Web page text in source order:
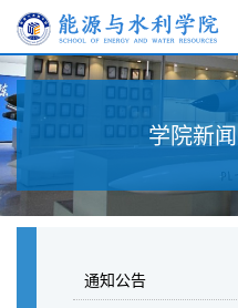
学院新闻
通知公告